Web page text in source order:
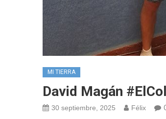
MI TIERRA
David Magán
30 septiembre, 2025 Félix